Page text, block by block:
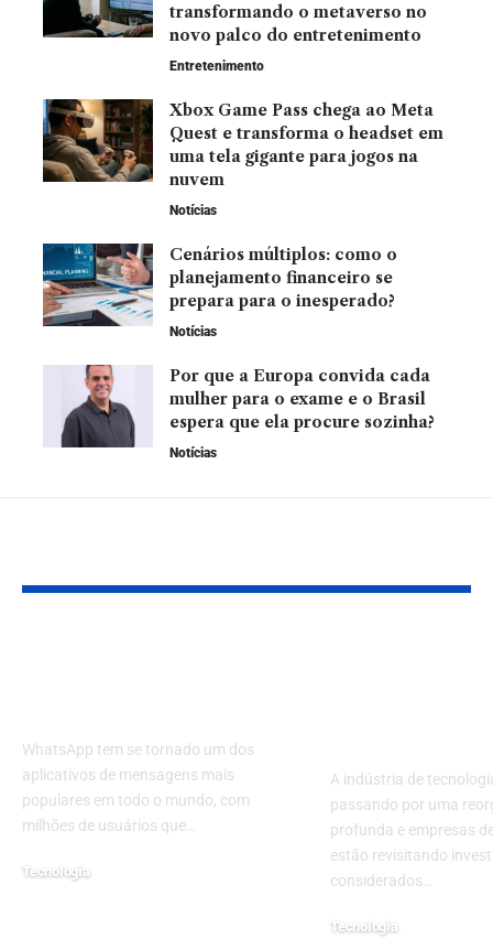
transformando o metaverso no
novo palco do entretenimento
Entretenimento
Xbox Game Pass chega ao Meta
Quest e transforma o headset em
uma tela gigante para jogos na
nuvem
Notícias
Cenários múltiplos: como o
planejamento financeiro se
prepara para o inesperado?
Notícias
Por que a Europa convida cada
mulher para o exame e o Brasil
espera que ela procure sozinha?
Notícias
WhatsApp tem se tornado um dos
aplicativos de mensagens mais
populares em todo o mundo, com
milhões de usuários que…
Tecnologia
A indústria de
passando por uma
profunda e empresas
estão revisitando
considerados…
Tecnologia